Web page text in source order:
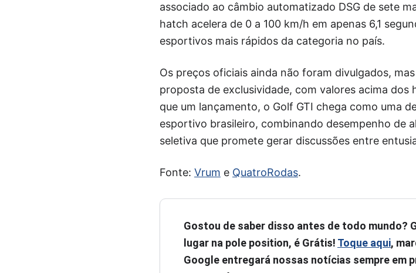
associado ao câmbio automatizado DSG de sete
hatch acelera de 0 a 100 km/h em apenas 6,1
esportivos mais rápidos da categoria no país.
Os preços oficiais ainda não foram divulgados,
proposta de exclusividade, com valores acima dos
que um lançamento, o Golf GTI chega como uma
esportivo brasileiro, combinando desempenho de
seletiva que promete gerar discussões entre
Fonte: Vrum e QuatroRodas.
Gostou de saber disso antes de todo mundo?
lugar na pole position, é Grátis! Toque aqui,
Google entregará nossas notícias sempre em